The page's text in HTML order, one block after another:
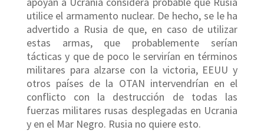
utilice el armamento nuclear. De hecho, se le ha
advertido a Rusia de que, en caso de utilizar
estas armas, que probablemente serían
tácticas y que de poco le servirían en términos
militares para alzarse con la victoria, EEUU y
otros países de la OTAN intervendrían en el
conflicto con la destrucción de todas las
fuerzas militares rusas desplegadas en Ucrania
y en el Mar Negro. Rusia no quiere esto.